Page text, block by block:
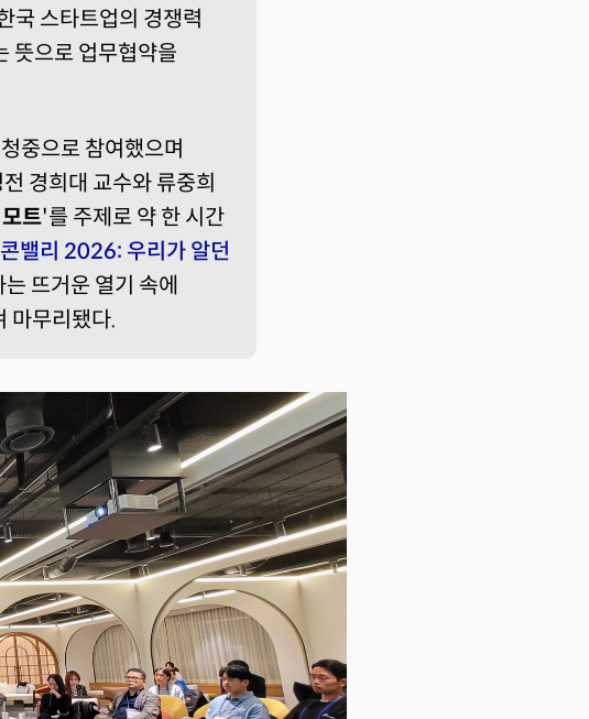
국 스타트업의 경쟁력
뜻으로 업무협약을
중으로 참여했으며
경희대 교수와 류중희
트'를 주제로 약 한 시간
밸리 2026: 우리가 알던
뜨거운 열기 속에
마무리됐다.